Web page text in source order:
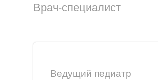
Врач-специалист
Ведущий педиатр